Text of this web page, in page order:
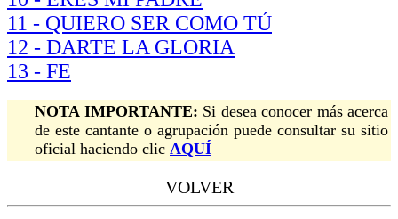
11 - QUIERO SER COMO TÚ
12 - DARTE LA GLORIA
13 - FE
NOTA IMPORTANTE: Si desea conocer más acerca
de este cantante o agrupación puede consultar su sitio
oficial haciendo clic AQUÍ
VOLVER